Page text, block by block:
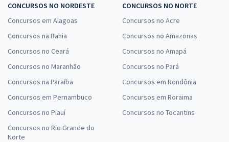
CONCURSOS NO NORDESTE
Concursos em Alagoas
Concursos na Bahia
Concursos no Ceará
Concursos no Maranhão
Concursos na Paraíba
Concursos em Pernambuco
Concursos no Piauí
Concursos no Rio Grande do
Norte
CONCURSOS NO NORTE
Concursos no Acre
Concursos no Amazonas
Concursos no Amapá
Concursos no Pará
Concursos em Rondônia
Concursos em Roraima
Concursos no Tocantins